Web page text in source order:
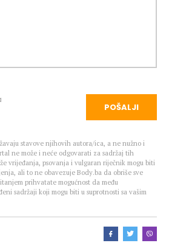
POŠALJI
stavove njihovih autora/ica, a ne nužno i
ne može i neće odgovarati za sadržaj tih
vrijeđanja, psovanja i vulgaran riječnik mogu biti
ali to ne obavezuje Body.ba da obriše sve
prihvatate mogućnost da među
sadržaji koji mogu biti u suprotnosti sa vašim